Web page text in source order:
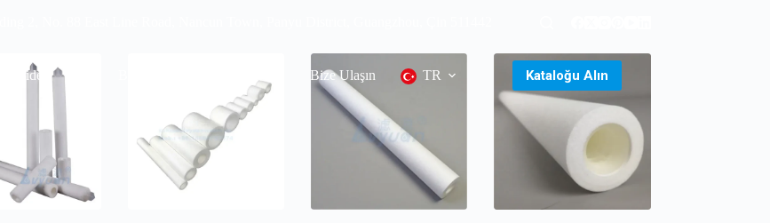
Video Bize Ulaşın TR Kataloğu Alın